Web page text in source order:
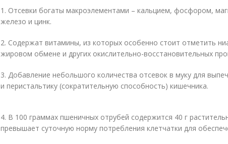
1. Отсевки богаты макроэлементами – кальцием, фосфором,
железо и цинк.
2. Содержат витамины, из которых особенно стоит отметить
жировом обмене и других окислительно-восстановительных
3. Добавление небольшого количества отсевок в муку для
и перистальтику (сократительную способность) кишечника.
4. В 100 граммах пшеничных отрубей содержится 40 г
превышает суточную норму потребления клетчатки для